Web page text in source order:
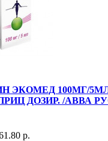
ЭКОМЕД 100МГ/5МЛ.
ДОЗИР. /АВВА
р.